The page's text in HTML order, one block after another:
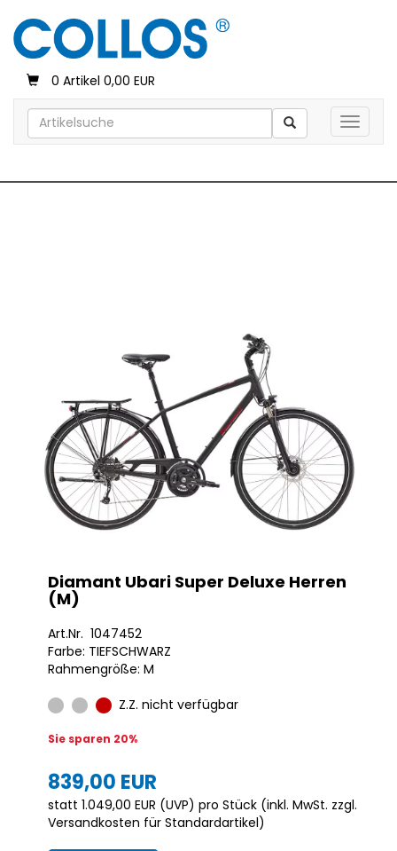
0 Artikel 0,00 EUR
Toggle
Diamant Ubari Super Deluxe Herren
(M)
Art.Nr. 1047452
Farbe: TIEFSCHWARZ
Rahmengröße: M
Z.Z. nicht verfügbar
Sie sparen 20%
839,00 EUR
statt 1.049,00 EUR (UVP) pro Stück (inkl. MwSt. zzgl.
Versandkosten für Standardartikel)